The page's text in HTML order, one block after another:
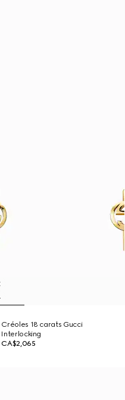
Créoles 18 carats Gucci
Interlocking
CA$2,065